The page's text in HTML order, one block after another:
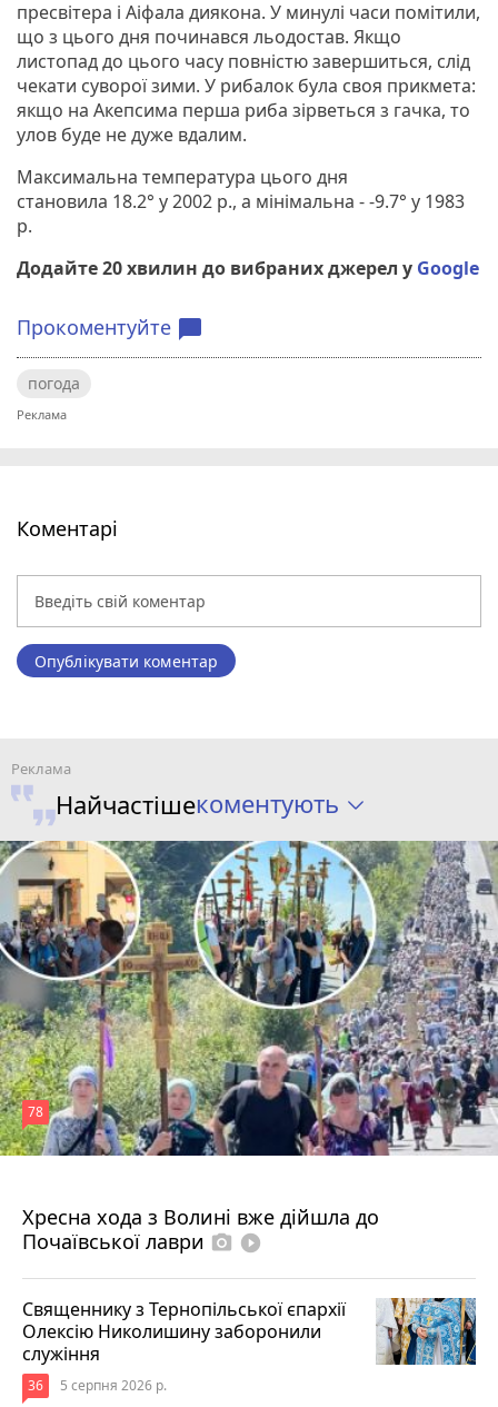
пресвітера і Аіфала диякона. У минулі часи помітили,
що з цього дня починався льодостав. Якщо
листопад до цього часу повністю завершиться, слід
чекати суворої зими. У рибалок була своя прикмета:
якщо на Акепсима перша риба зірветься з гачка, то
улов буде не дуже вдалим.
Максимальна температура цього дня
становила 18.2° у 2002 р., а мінімальна - -9.7° у 1983
р.
Додайте 20 хвилин до вибраних джерел у Google
Прокоментуйте chat_bubble
погода
Коментарі
Опублікувати коментар
Найчастішекоментують
Хресна хода з Волині вже дійшла до
Почаївської лаври photo_camera play_circle_filled
78
Священнику з Тернопільської єпархії
Олексію Николишину заборонили
служіння
36 5 серпня 2026 р.